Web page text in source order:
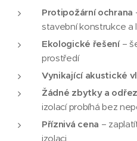
Protipožární ochrana
stavební konstrukce a
Ekologické řešení–
prostředí
Vynikající akustické
Žádné zbytky a
izolací probíhá bez
Příznivá cena –
izolaci